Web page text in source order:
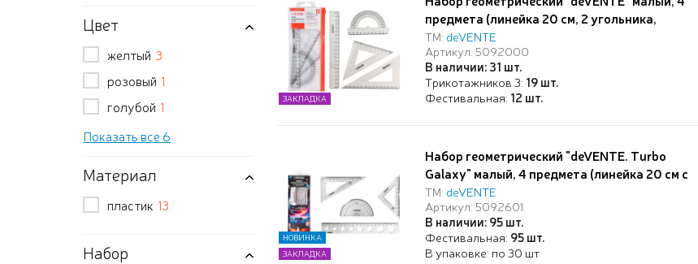
Цвет
желтый 3
розовый 1
голубой 1
Показать все 6
Материал
пластик 13
Набор
предмета (линейка 20 см, 2 угольника,
транспортир), прозрачный пластик
shatterproof, в ПВХ чехле с европодвесом и
боковой молнией
ТМ: deVENTE
Артикул: 5092000
В наличии: 31 шт.
Трикотажников 3: 19 шт.
Фестивальная: 12 шт.
ЗАКЛАДКА
Набор геометрический "deVENTE. Turbo
Galaxy" малый, 4 предмета (линейка 20 см с
волнистым краем и трафаретами
окружностей, 2 угольника, транспортир 180°),
прозрачный, в пластиковой упаковке
ТМ: deVENTE
Артикул: 5092601
В наличии: 95 шт.
Фестивальная: 95 шт.
В упаковке: по 30 шт
НОВИНКА
ЗАКЛАДКА